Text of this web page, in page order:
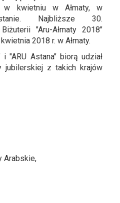
w kwietniu w Ałmaty, w
Najbliższe 30.
"Aru-Ałmaty 2018"
2018 r. w Ałmaty.
i "ARU Astana" biorą udział
jubilerskiej z takich krajów
Arabskie,